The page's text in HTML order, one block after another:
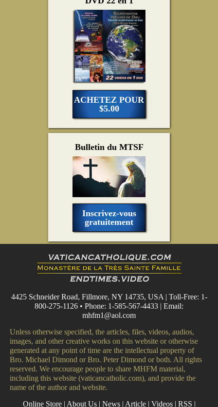
ACHETEZ POUR
$5.00
Bulletin du MTSF
Inscrivez-vous
gratuitement
4425 Schneider Road, Fillmore, NY 14735, USA | Toll-Free: 1-
800-275-1126 • Phone: 1-585-567-4433 | Email:
mhfm1@aol.com
Unless otherwise specified, the articles, files, videos, audios,
images, and other creative works on this website or otherwise
generated at any point of time are the intellectual property of
Bro. Michael Dimond or Bro. Peter Dimond or both. All rights
reserved. We encourage people to share MHFM material,
including this website (vaticancatholic.com), and provide the
name of the author and website.
Online Store| About Us| News| Article| Videos| RSS |